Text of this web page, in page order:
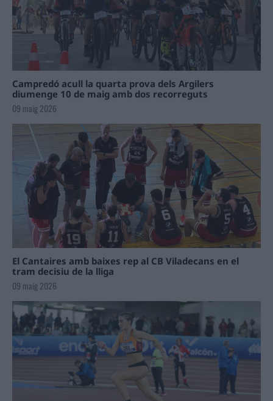
Campredó acull la quarta prova dels Argilers
diumenge 10 de maig amb dos recorreguts
09 maig 2026
El Cantaires amb baixes rep al CB Viladecans en el
tram decisiu de la lliga
09 maig 2026